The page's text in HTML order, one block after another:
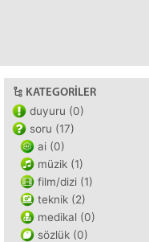
KATEGORILER
duyuru (0)
soru (17)
ai (0)
müzik (1)
film/dizi (1)
teknik (2)
medikal (0)
sözlük (0)